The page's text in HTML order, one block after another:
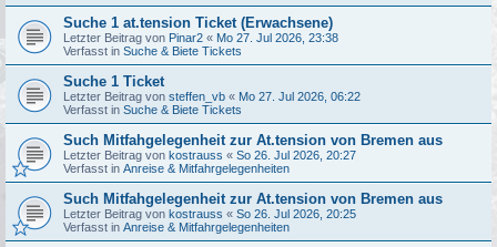
Suche 1 at.tension Ticket (Erwachsene)
Letzter Beitrag von Pinar2 « Mo 27. Jul 2026, 23:38
Verfasst in Suche & Biete Tickets
Suche 1 Ticket
Letzter Beitrag von steffen_vb « Mo 27. Jul 2026, 06:22
Verfasst in Suche & Biete Tickets
Such Mitfahgelegenheit zur At.tension von Bremen aus
Letzter Beitrag von kostrauss « So 26. Jul 2026, 20:27
Verfasst in Anreise & Mitfahrgelegenheiten
Such Mitfahgelegenheit zur At.tension von Bremen aus
Letzter Beitrag von kostrauss « So 26. Jul 2026, 20:25
Verfasst in Anreise & Mitfahrgelegenheiten